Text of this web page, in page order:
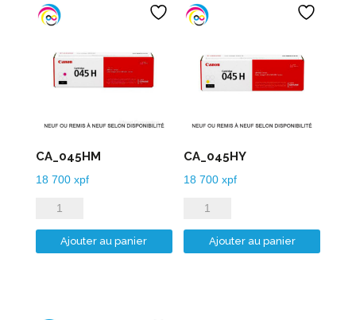
CA_045HM
18 700 xpf
quantité
de
CA_045HM
Ajouter au panier
CA_045HY
18 700xpf
quantité
de
CA_045HY
Ajouter au panier